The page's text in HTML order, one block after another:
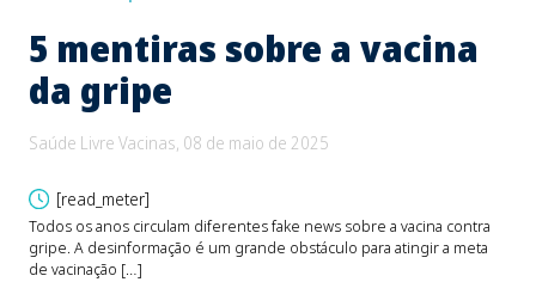
5 mentiras sobre a vacina
da gripe
Saúde Livre Vacinas, 08 de maio de 2025
[read_meter]
Todos os anos circulam diferentes fake news sobre a vacina contra
gripe. A desinformação é um grande obstáculo para atingir a meta
de vacinação […]